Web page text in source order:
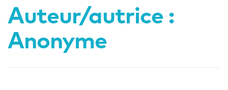
Auteur/autrice :
Anonyme